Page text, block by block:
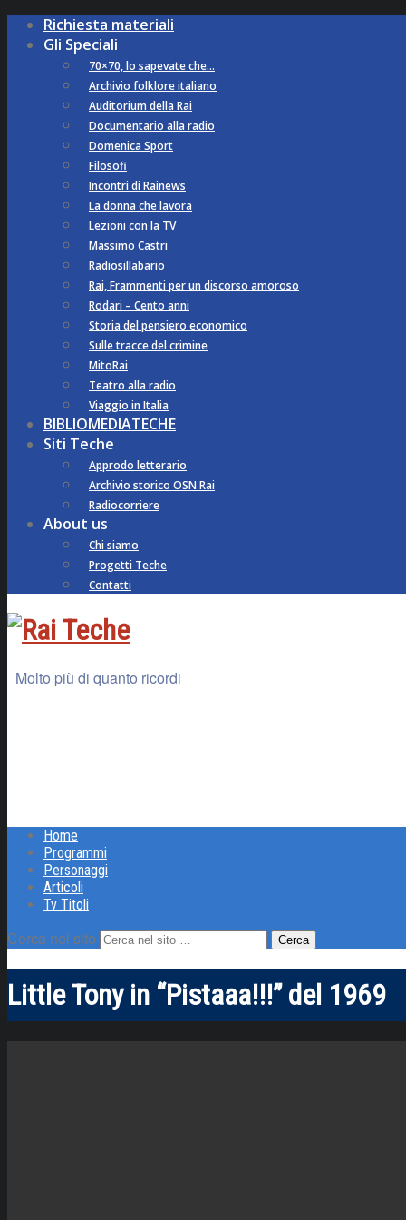
Richiesta materiali
Gli Speciali
70×70, lo sapevate che…
Archivio folklore italiano
Auditorium della Rai
Documentario alla radio
Domenica Sport
Filosofi
Incontri di Rainews
La donna che lavora
Lezioni con la TV
Massimo Castri
Radiosillabario
Rai, Frammenti per un discorso amoroso
Rodari – Cento anni
Storia del pensiero economico
Sulle tracce del crimine
MitoRai
Teatro alla radio
Viaggio in Italia
BIBLIOMEDIATECHE
Siti Teche
Approdo letterario
Archivio storico OSN Rai
Radiocorriere
About us
Chi siamo
Progetti Teche
Contatti
Molto più di quanto ricordi
Home
Programmi
Personaggi
Articoli
Tv Titoli
Cerca nel sito
Little Tony in “Pistaaa!!!” del 1969